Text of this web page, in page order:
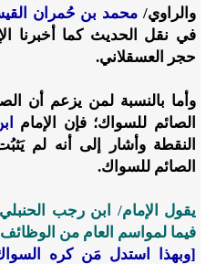
والراوي/ محمد بن حُمران
في نقل الحديث كما أخبرنا
حجر العسقلاني.
وأما بالنسبة لمن يزعم أن
الصائم للسواك؛ فإن الإمام
النقطة وأشار إلى أنه لم
الصائم للسواك.
يقول الإمام/ ابن رجب
فيما لمواسم العام من الوظائف) 1/‏286 - ما
[وبهذا استدل مَن كره